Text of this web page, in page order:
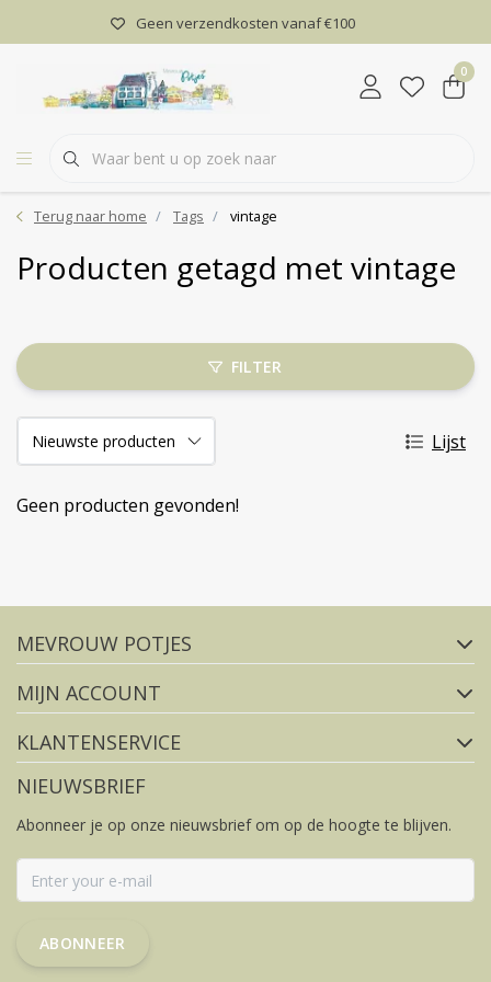
Geen verzendkosten vanaf €100
0
Terug naar home Tags vintage
Producten getagd met vintage
FILTER
Lijst
Geen producten gevonden!
FACEBOOK
MEVROUW POTJES
MIJN ACCOUNT
KLANTENSERVICE
NIEUWSBRIEF
Abonneer je op onze nieuwsbrief om op de hoogte te blijven.
ABONNEER